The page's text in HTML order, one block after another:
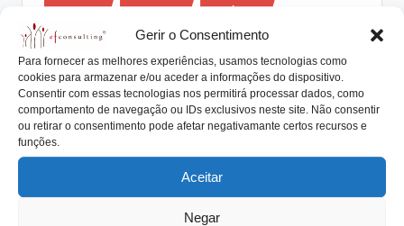
Gerir o Consentimento
Para fornecer as melhores experiências, usamos tecnologias como
cookies para armazenar e/ou aceder a informações do dispositivo.
Consentir com essas tecnologias nos permitirá processar dados, como
comportamento de navegação ou IDs exclusivos neste site. Não consentir
ou retirar o consentimento pode afetar negativamante certos recursos e
funções.
Aceitar
Negar
lt
i
n
g
.
p
t
Posted
in
“Sucessão é um tema sempre
sensível”
by
António Nogueira da Costa Outubro 5, 2015
Aos 36 anos, o empresário gere com um irmão e uma
irmã a empresa de…